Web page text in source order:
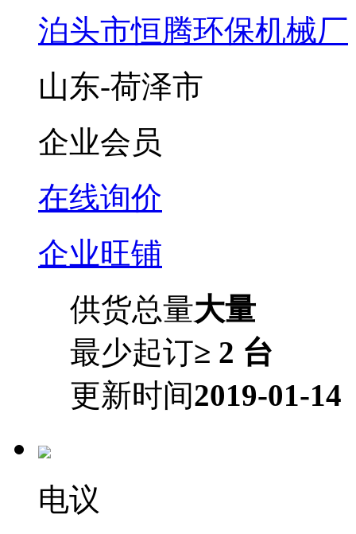
泊头市恒腾环保机械厂
山东-荷泽市
企业会员
在线询价
企业旺铺
供货总量大量
最少起订≥ 2 台
更新时间2019-01-14
电议